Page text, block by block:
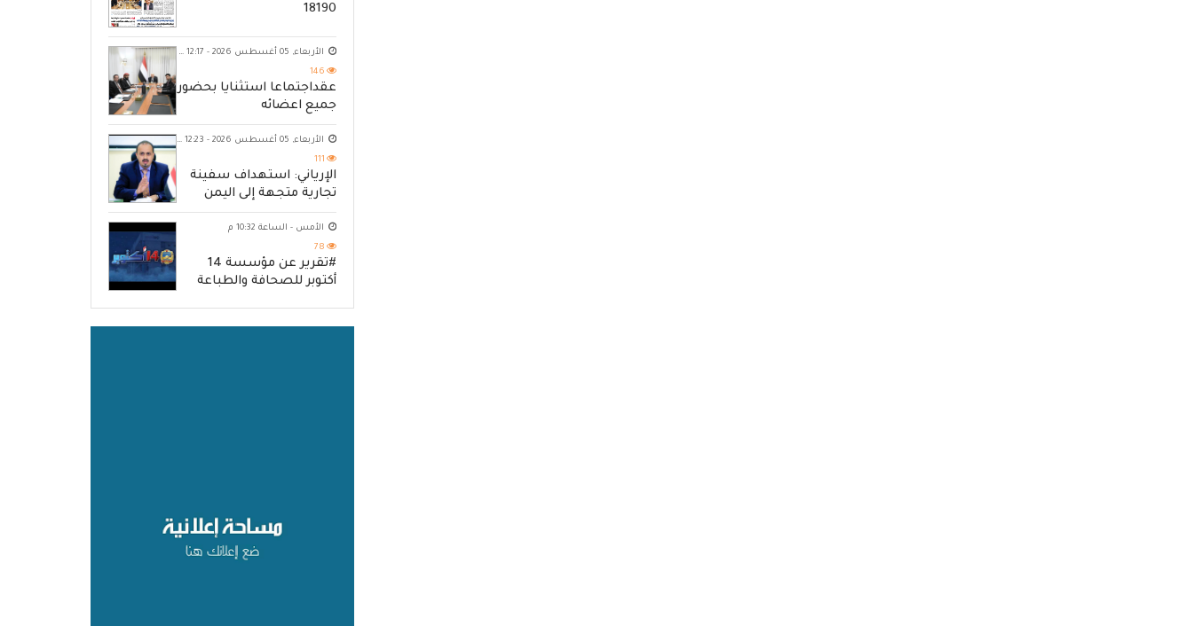
18190
الأربعاء, 05 أغسطس 2026 - 12:17 ص
146
عقداجتماعا استثنايا بحضور
جميع اعضائه
الأربعاء, 05 أغسطس 2026 - 12:23 ص
111
الإرياني: استهداف سفينة
تجارية متجهة إلى اليمن
يكشف حصار الحوثي للشعب
الأمس - الساعة 10:32 م
78
#تقرير عن مؤسسة 14
أكتوبر للصحافة والطباعة